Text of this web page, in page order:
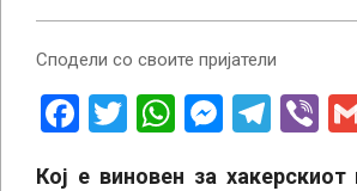
Сподели со своите пријатели
Facebook
Twitter
WhatsApp
Кој е виновен за